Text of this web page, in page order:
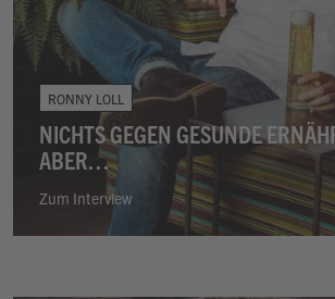
RONNY LOLL
NICHTS GEGEN GESUNDE
ABER…
Zum Interview